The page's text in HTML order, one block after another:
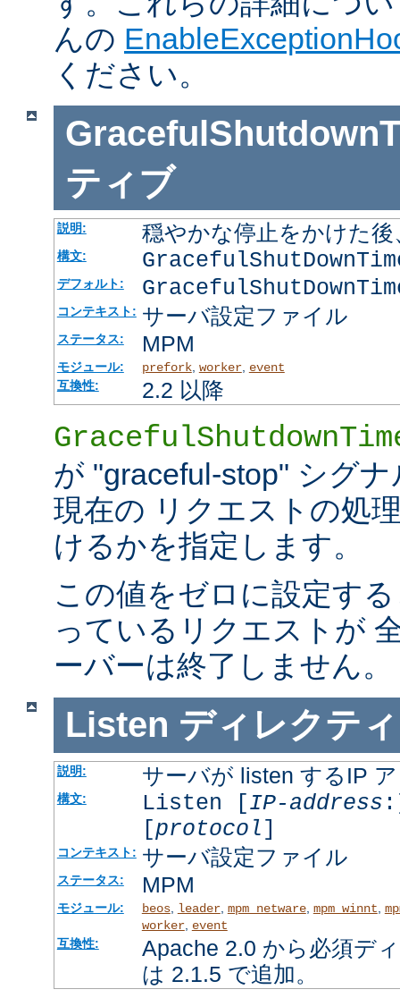
んの
ください。
ティブ
説明: 穏やかな停止をかけた
構文:
デフォルト:
コンテキスト: サーバ設定ファイル
ステータス: MPM
モジュール: prefork, worker, event
互換性:
2.2 以降
が "graceful-stop" シグ
現在の リクエストの処
けるかを指定します。
この値をゼロに設定す
っているリクエストが
ーバーは終了しません。
Listen ディレクテ
説明: サーバが listen するIP
構文: Listen [IP-address
[protocol]
コンテキスト: サーバ設定ファイル
ステータス: MPM
モジュール: beos, leader, mpm_netware, mpm_winnt
worker, event
互換性:
Apache 2.0 から必須デ
は 2.1.5 で追加。